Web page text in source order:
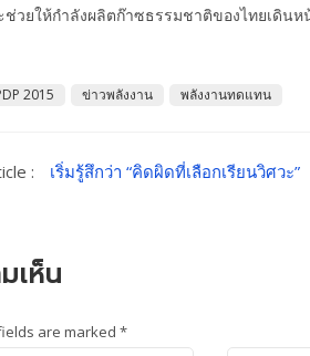
วยให้กำลังผลิตก๊าซธรรมชาติของไทยเดินห
2015 ข่าวพลังงาน พลังงานทดแทน
: เริ่มรู้สึกว่า “คิดผิดที่เลือกเรียนวิศวะ”
เห็น
are marked *